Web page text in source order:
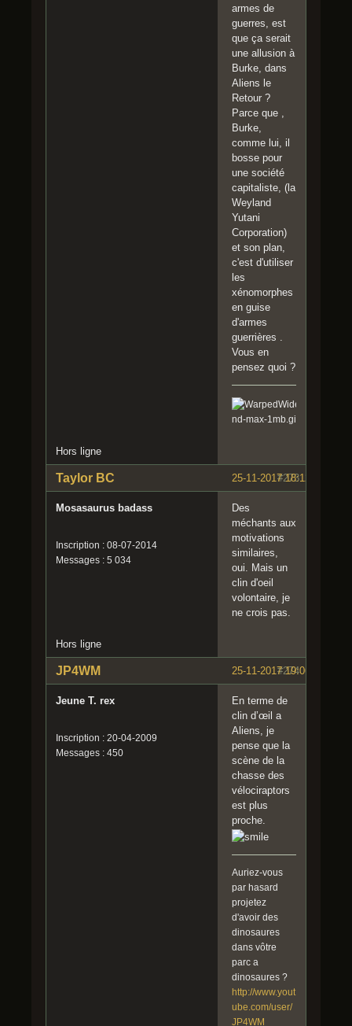
armes de
guerres, est
que ça serait
une allusion à
Burke, dans
Aliens le
Retour ?
Parce que ,
Burke,
comme lui, il
bosse pour
une société
capitaliste, (la
Weyland
Yutani
Corporation)
et son plan,
c'est d'utiliser
les
xénomorphes
en guise
d'armes
guerrières .
Vous en
pensez quoi ?
Hors ligne
#273
25-11-2017 18:12:37
Taylor BC
Mosasaurus badass
Inscription : 08-07-2014
Messages : 5 034
Des
méchants aux
motivations
similaires,
oui. Mais un
clin d'oeil
volontaire, je
ne crois pas.
Hors ligne
#274
25-11-2017 19:06:07
JP4WM
Jeune T. rex
Inscription : 20-04-2009
Messages : 450
En terme de
clin d’œil a
Aliens, je
pense que la
scène de la
chasse des
vélociraptors
est plus
proche.
Auriez-vous
par hasard
projetez
d'avoir des
dinosaures
dans vôtre
parc a
dinosaures ?
http://www.yout
ube.com/user/
JP4WM